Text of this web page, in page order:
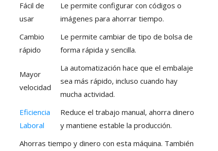
Fácil de
usar
Le permite configurar con códigos o
imágenes para ahorrar tiempo.
Cambio
rápido
Le permite cambiar de tipo de bolsa de
forma rápida y sencilla.
Mayor
velocidad
La automatización hace que el embalaje
sea más rápido, incluso cuando hay
mucha actividad.
Eficiencia
Laboral
Reduce el trabajo manual, ahorra dinero
y mantiene estable la producción.
Ahorras tiempo y dinero con esta máquina. También